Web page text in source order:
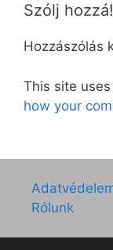
Szólj hozzá!
Hozzászólás
This site
how your
Rólunk